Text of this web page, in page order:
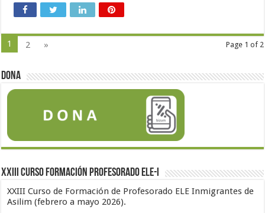
Page 1 of 2
1 2 »
Dona
XXIII Curso formación profesorado ELE-I
XXIII Curso de Formación de Profesorado ELE Inmigrantes de
Asilim (febrero a mayo 2026).